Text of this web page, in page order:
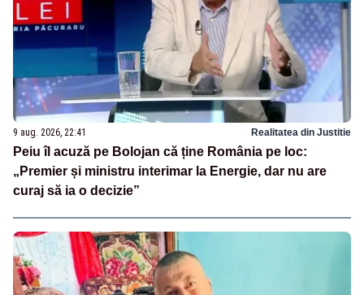
9 aug. 2026, 22:41 Realitatea din Justitie
Peiu îl acuză pe Bolojan că ține România pe loc:
„Premier și ministru interimar la Energie, dar nu are
curaj să ia o decizie”